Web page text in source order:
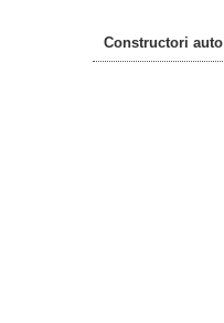
Constructori auto